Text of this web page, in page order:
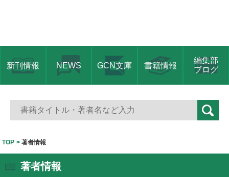
新刊情報 NEWS GCN文庫 書籍情報
編集部
ブログ
TOP 著者情報
著者情報